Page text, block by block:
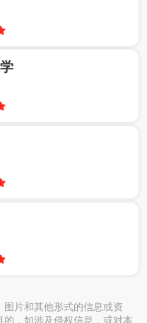
片和其他形式的信息或资
，如涉及侵权信息，或对本